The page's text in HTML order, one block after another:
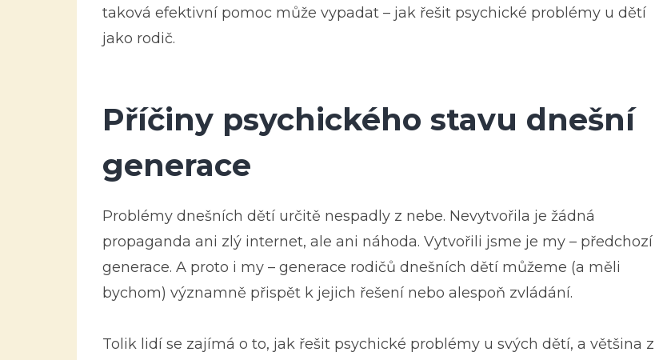
taková efektivní pomoc může vypadat – jak řešit psychické problémy u dětí
jako rodič.
Příčiny psychického stavu dnešní
generace
Problémy dnešních dětí určitě nespadly z nebe. Nevytvořila je žádná
propaganda ani zlý internet, ale ani náhoda. Vytvořili jsme je my – předchozí
generace. A proto i my – generace rodičů dnešních dětí můžeme (a měli
bychom) významně přispět k jejich řešení nebo alespoň zvládání.
Tolik lidí se zajímá o to, jak řešit psychické problémy u svých dětí, a většina z